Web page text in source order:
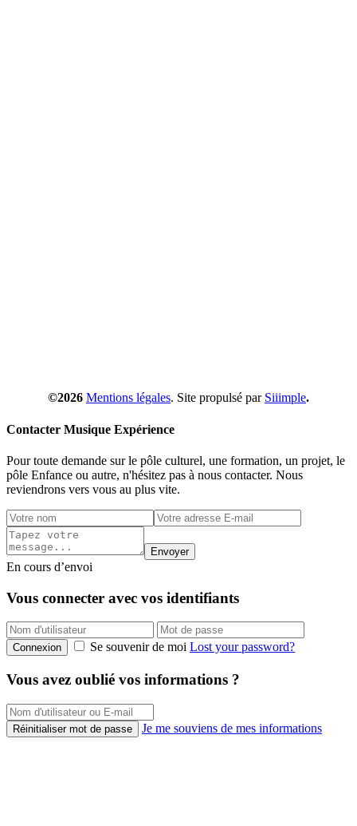
©2026 Mentions légales. Site propulsé par Siiimple.
Contacter Musique Expérience
Pour toute demande sur le pôle culturel, une formation, un projet, le
pôle Enfance ou autre, n'hésitez pas à nous contacter. Nous
reviendrons vers vous au plus vite.
Envoyer
En cours d’envoi
Vous connecter avec vos identifiants
Connexion Se souvenir de moi Lost your password?
Vous avez oublié vos informations ?
Réinitialiser mot de passe Je me souviens de mes informations